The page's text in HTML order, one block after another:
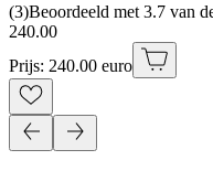
(3)Beoordeeld met 3.7 van
240.00
Prijs: 240.00 euro